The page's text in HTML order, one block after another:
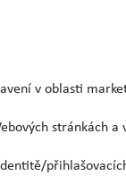
v oblasti
stránkách